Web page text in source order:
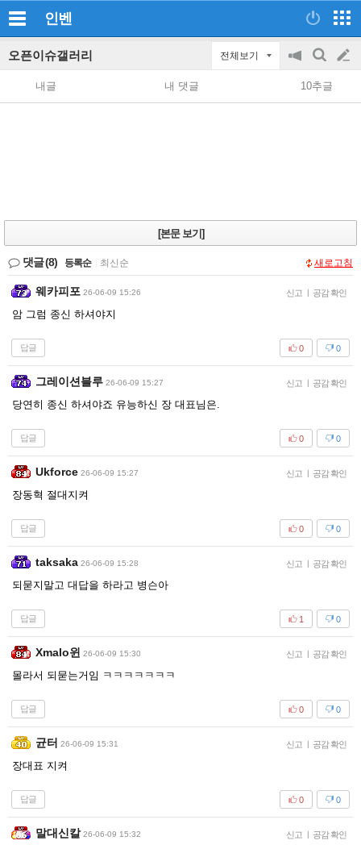
인벤
오픈이슈갤러리 전체보기
공
지
on/off
검
색
글
쓰
내글 내 댓글 10추글
[본문 보기]
댓글(8) 등록순 최신순 새로고침
웨카피포 26-06-09 15:26 신고 | 공감 확인
암 그럼 종신 하셔야지
답글 0
0
그레이션블루 26-06-09 15:27 신고 | 공감 확인
당연히 종신 하셔야죠 유능하신 장 대표님은.
답글 0
0
Ukforce 26-06-09 15:27 신고 | 공감 확인
장동혁 절대지켜
답글 0
0
taksaka 26-06-09 15:28 신고 | 공감 확인
되묻지말고 대답을 하라고 병슨아
답글 0
1
Xmalo윈 26-06-09 15:30 신고 | 공감 확인
몰라서 되묻는거임 ㅋㅋㅋㅋㅋㅋㅋ
답글 0
0
균터 26-06-09 15:31 신고 | 공감 확인
장대표 지켜
답글 0
0
말대신칼 26-06-09 15:32 신고 | 공감 확인